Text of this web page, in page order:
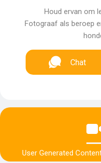
Houd ervan om
Fotograaf als beroep
Chat
User Generated